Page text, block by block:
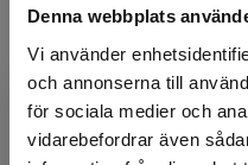
Denna webbplats
Vi använder
och annonserna till
för sociala medier och
vidarebefordrar även
Begränsad
Lennart Hellström är
har mångårig
matematik inom
som t ex grund- oc...